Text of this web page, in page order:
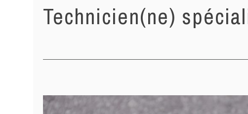
Technicien(ne)